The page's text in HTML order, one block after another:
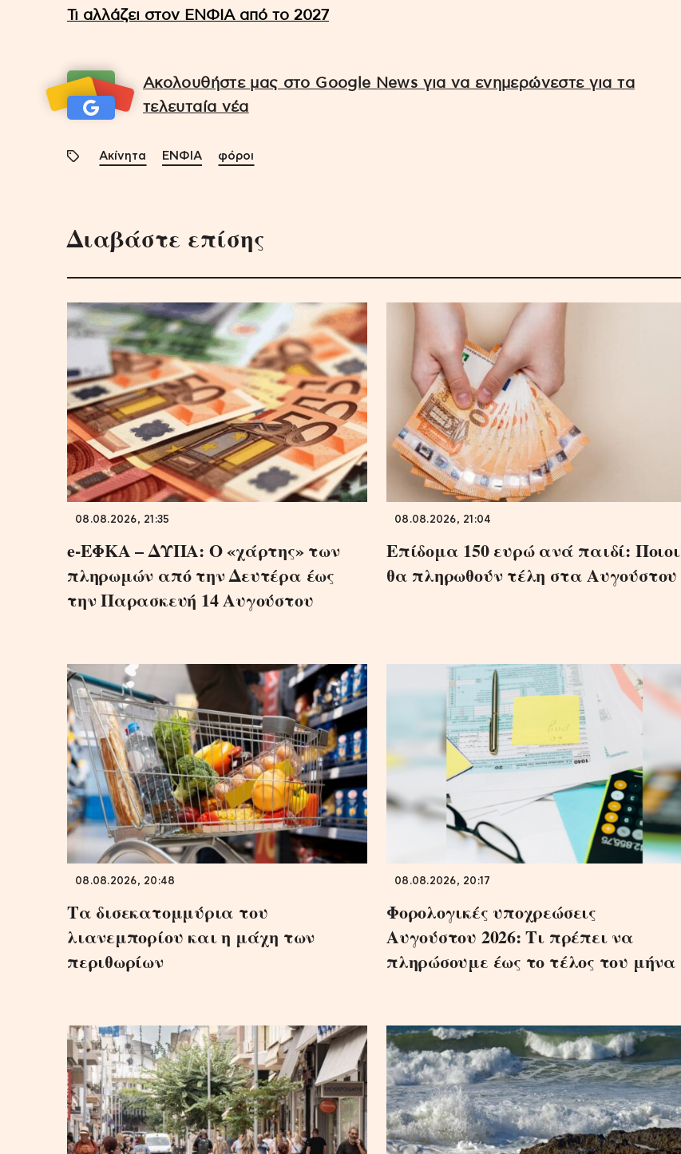
Τι αλλάζει στον ΕΝΦΙΑ από το 2027
Ακολουθήστε μας στο Google News για να ενημερώνεστε για τα
τελευταία νέα
Ακίνητα ΕΝΦΙΑ φόροι
Διαβάστε επίσης
08.08.2026, 21:35
e-ΕΦΚΑ – ΔΥΠΑ: Ο «χάρτης» των
πληρωμών από την Δευτέρα έως
την Παρασκευή 14 Αυγούστου
08.08.2026, 21:04
Επίδομα 150 ευρώ ανά παιδί: Ποιοι
θα πληρωθούν τέλη στα Αυγούστου
08.08.2026, 20:48
Τα δισεκατομμύρια του
λιανεμπορίου και η μάχη των
περιθωρίων
08.08.2026, 20:17
Φορολογικές υποχρεώσεις
Αυγούστου 2026: Τι πρέπει να
πληρώσουμε έως το τέλος του μήνα